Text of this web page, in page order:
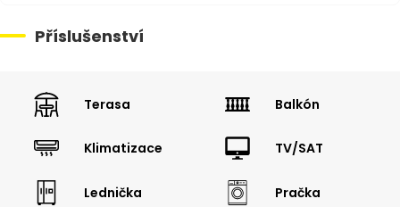
Příslušenství
Terasa Balkón
Klimatizace TV/SAT
Lednička Pračka